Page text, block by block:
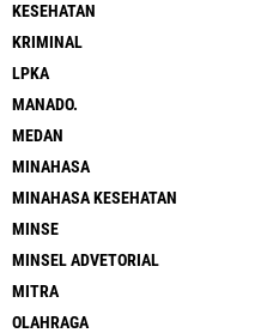
KESEHATAN
KRIMINAL
LPKA
MANADO.
MEDAN
MINAHASA
MINAHASA KESEHATAN
MINSE
MINSEL ADVETORIAL
MITRA
OLAHRAGA